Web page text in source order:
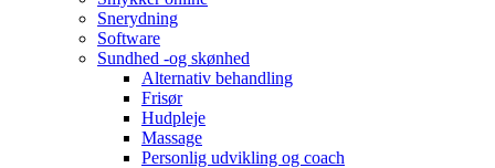
Snerydning
Software
Sundhed -og skønhed
Alternativ behandling
Frisør
Hudpleje
Massage
Personlig udvikling og coach